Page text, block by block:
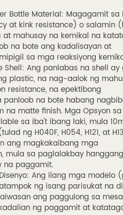
Bottle Material: Magagamit sa
at kink resistance) o salamin
at mahusay na kemikal na
na bote ang kadalisayan at
sa mga reaksiyong
Shell: Ang panlabas na shell ay
plastic, na nag-aalok ng
resistance, na epektibong
panloob na bote habang
na matte finish. Mga Opsyon
sa iba't ibang laki, mula
ng H040F, H054, H121, at
ang magkakaibang mga
mula sa paglalakbay
paggamit.
Ang ilang mga modelo
ng isang parisukat na
ang paggulong sa
ng paggamit at